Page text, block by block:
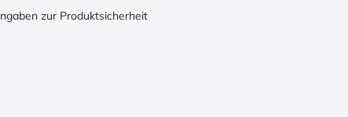
zur Produktsicherheit